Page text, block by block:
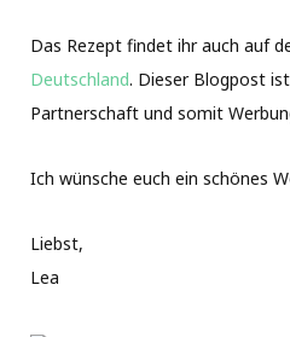
Das Rezept findet ihr auch auf
Deutschland. Dieser Blogpost
Partnerschaft und somit
Ich wünsche euch ein schönes
Liebst,
Lea